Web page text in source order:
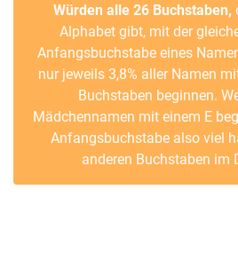
Würden alle 26 Buchstaben,
Alphabet gibt, mit der
Anfangsbuchstabe eines
nur jeweils 3,8% aller Namen
Buchstaben beginnen.
Mädchennamen mit einem E
Anfangsbuchstabe also viel
anderen Buchstaben im